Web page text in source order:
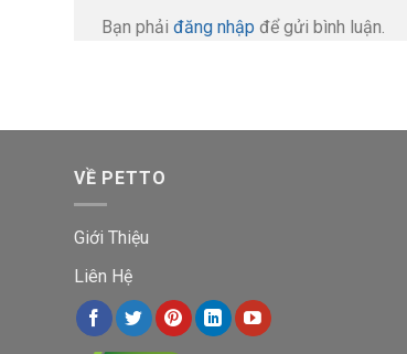
Bạn phải đăng nhập để gửi bình luận.
VỀ PETTO
Giới Thiệu
Liên Hệ